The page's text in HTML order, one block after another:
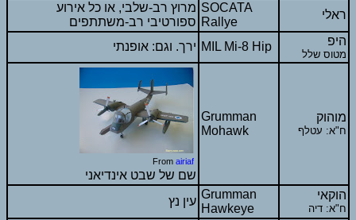
מרוץ רב-שלבי, או כל אירוע
ספורטיבי רב-משתתפים
SOCATA
Rallye
ראלי
ירך. וגם: אופנתי MIL Mi-8 Hip היפ
מטוס שלל
From airiaf
שם של שבט אינדיאני
Grumman
Mohawk
מוהוק
ח"א: עטלף
עין נץ
Grumman
Hawkeye
הוקאי
ח"א: דיה